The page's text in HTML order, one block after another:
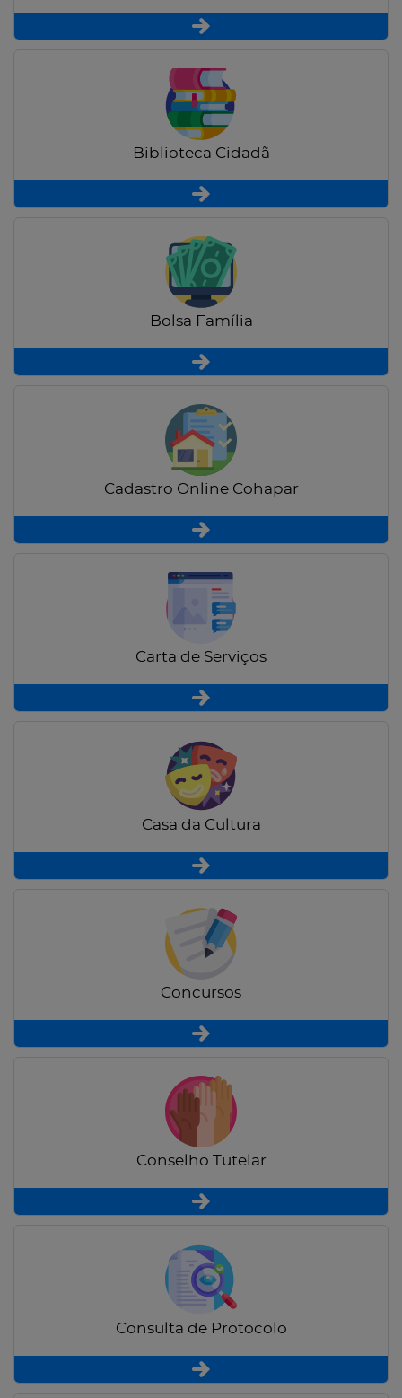
Biblioteca Cidadã
Bolsa Família
Cadastro Online Cohapar
Carta de Serviços
Casa da Cultura
Concursos
Conselho Tutelar
Consulta de Protocolo